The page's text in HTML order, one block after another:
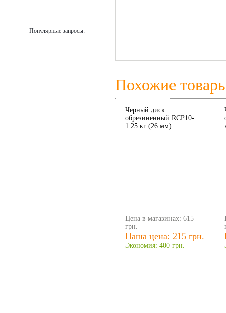
Популярные запросы:
Похожие
Черный диск
обрезиненный RCP10-
1.25 кг (26 мм)
Цена в магазинах: 615
грн.
Наша цена: 215 грн.
Экономия: 400 грн.